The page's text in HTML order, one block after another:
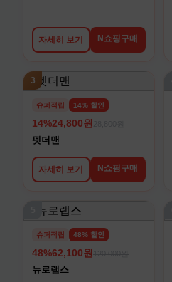
자세히 보기 N쇼핑구매
3
슈퍼적립 14% 할인
14%24,800원
펫더맨
자세히 보기 N쇼핑구매
슈퍼적립 48% 할인
48%62,100원
뉴로랩스